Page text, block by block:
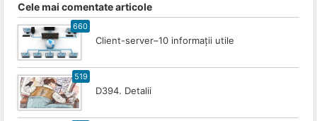
Cele mai comentate articole
660
Client-server–10 informații utile
519
D394. Detalii